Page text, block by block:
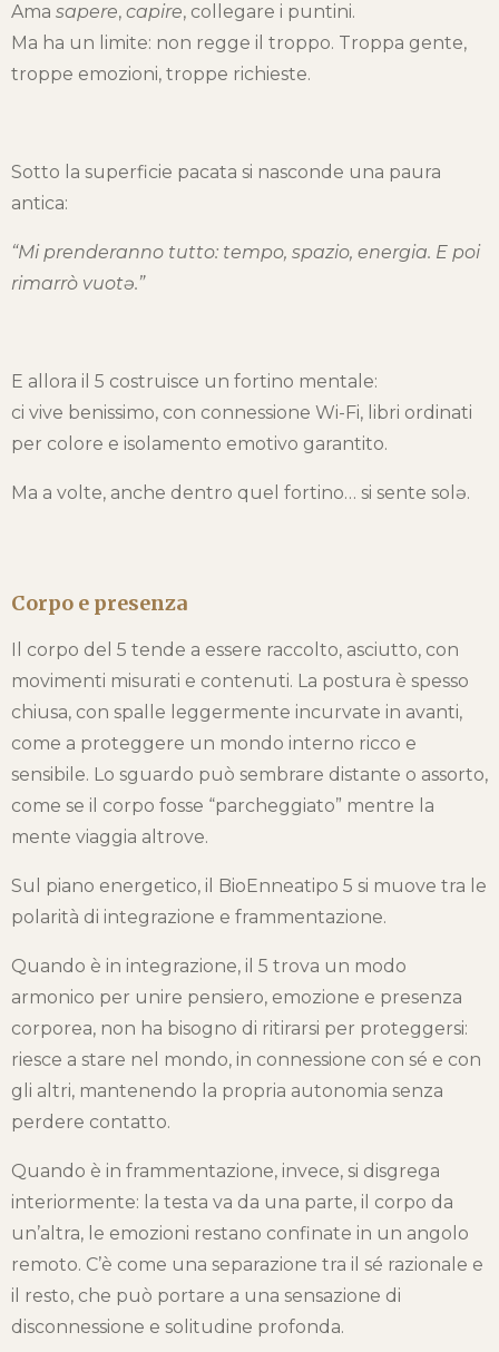
Ama sapere, capire, collegare i puntini.
Ma ha un limite: non regge il troppo. Troppa gente,
troppe emozioni, troppe richieste.
Sotto la superficie pacata si nasconde una paura
antica:
“Mi prenderanno tutto: tempo, spazio, energia. E poi
rimarrò vuotə.”
E allora il 5 costruisce un fortino mentale:
ci vive benissimo, con connessione Wi-Fi, libri ordinati
per colore e isolamento emotivo garantito.
Ma a volte, anche dentro quel fortino… si sente solə.
Corpo e presenza
Il corpo del 5 tende a essere raccolto, asciutto, con
movimenti misurati e contenuti. La postura è spesso
chiusa, con spalle leggermente incurvate in avanti,
come a proteggere un mondo interno ricco e
sensibile. Lo sguardo può sembrare distante o assorto,
come se il corpo fosse “parcheggiato” mentre la
mente viaggia altrove.
Sul piano energetico, il BioEnneatipo 5 si muove tra le
polarità di integrazione e frammentazione.
Quando è in integrazione, il 5 trova un modo
armonico per unire pensiero, emozione e presenza
corporea, non ha bisogno di ritirarsi per proteggersi:
riesce a stare nel mondo, in connessione con sé e con
gli altri, mantenendo la propria autonomia senza
perdere contatto.
Quando è in frammentazione, invece, si disgrega
interiormente: la testa va da una parte, il corpo da
un’altra, le emozioni restano confinate in un angolo
remoto. C’è come una separazione tra il sé razionale e
il resto, che può portare a una sensazione di
disconnessione e solitudine profonda.